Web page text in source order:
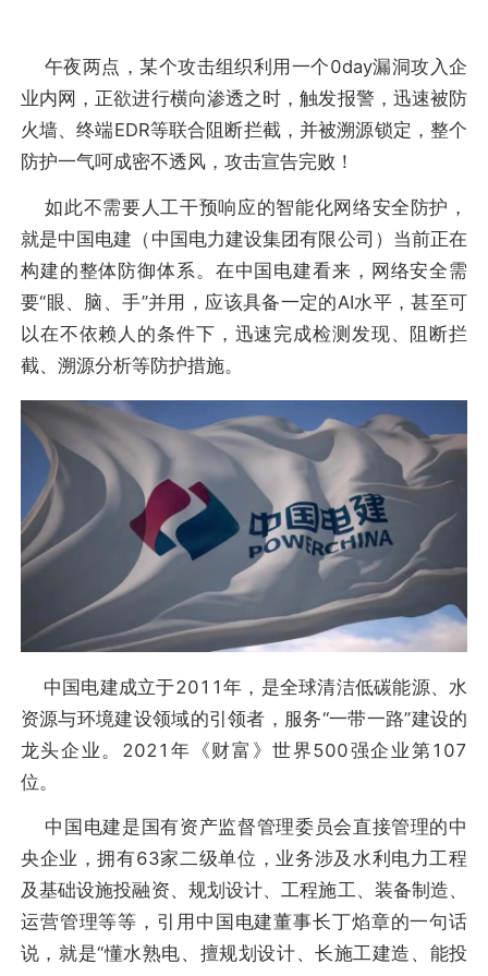
午夜两点，某个攻击组织利用一个0day漏洞攻入企
业内网，正欲进行横向渗透之时，触发报警，迅速被防
火墙、终端EDR等联合阻断拦截，并被溯源锁定，整个
防护一气呵成密不透风，攻击宣告完败！
如此不需要人工干预响应的智能化网络安全防护，
就是中国电建（中国电力建设集团有限公司）当前正在
构建的整体防御体系。在中国电建看来，网络安全需
要“眼、脑、手”并用，应该具备一定的AI水平，甚至可
以在不依赖人的条件下，迅速完成检测发现、阻断拦
截、溯源分析等防护措施。
中国电建成立于2011年，是全球清洁低碳能源、水
资源与环境建设领域的引领者，服务“一带一路”建设的
龙头企业。2021年《财富》世界500强企业第107
位。
中国电建是国有资产监督管理委员会直接管理的中
央企业，拥有63家二级单位，业务涉及水利电力工程
及基础设施投融资、规划设计、工程施工、装备制造、
运营管理等等，引用中国电建董事长丁焰章的一句话
说，就是“懂水熟电、擅规划设计、长施工建造、能投